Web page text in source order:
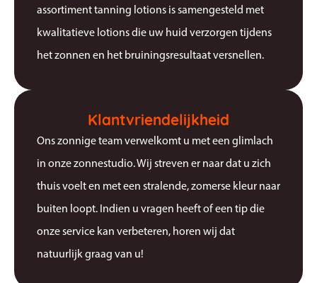
assortiment tanning lotions is samengesteld met
kwalitatieve lotions die uw huid verzorgen tijdens
het zonnen en het bruiningsresultaat versnellen.
Klantvriendelijkheid
Ons zonnige team verwelkomt u met een glimlach
in onze zonnestudio. Wij streven er naar dat u zich
thuis voelt en met een stralende, zomerse kleur naar
buiten loopt. Indien u vragen heeft of een tip die
onze service kan verbeteren, horen wij dat
natuurlijk graag van u!